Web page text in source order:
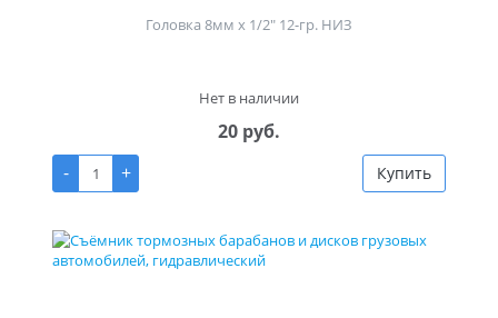
Головка 8мм х 1/2" 12-гр. НИЗ
Нет в наличии
20 руб.
-
+ Купить